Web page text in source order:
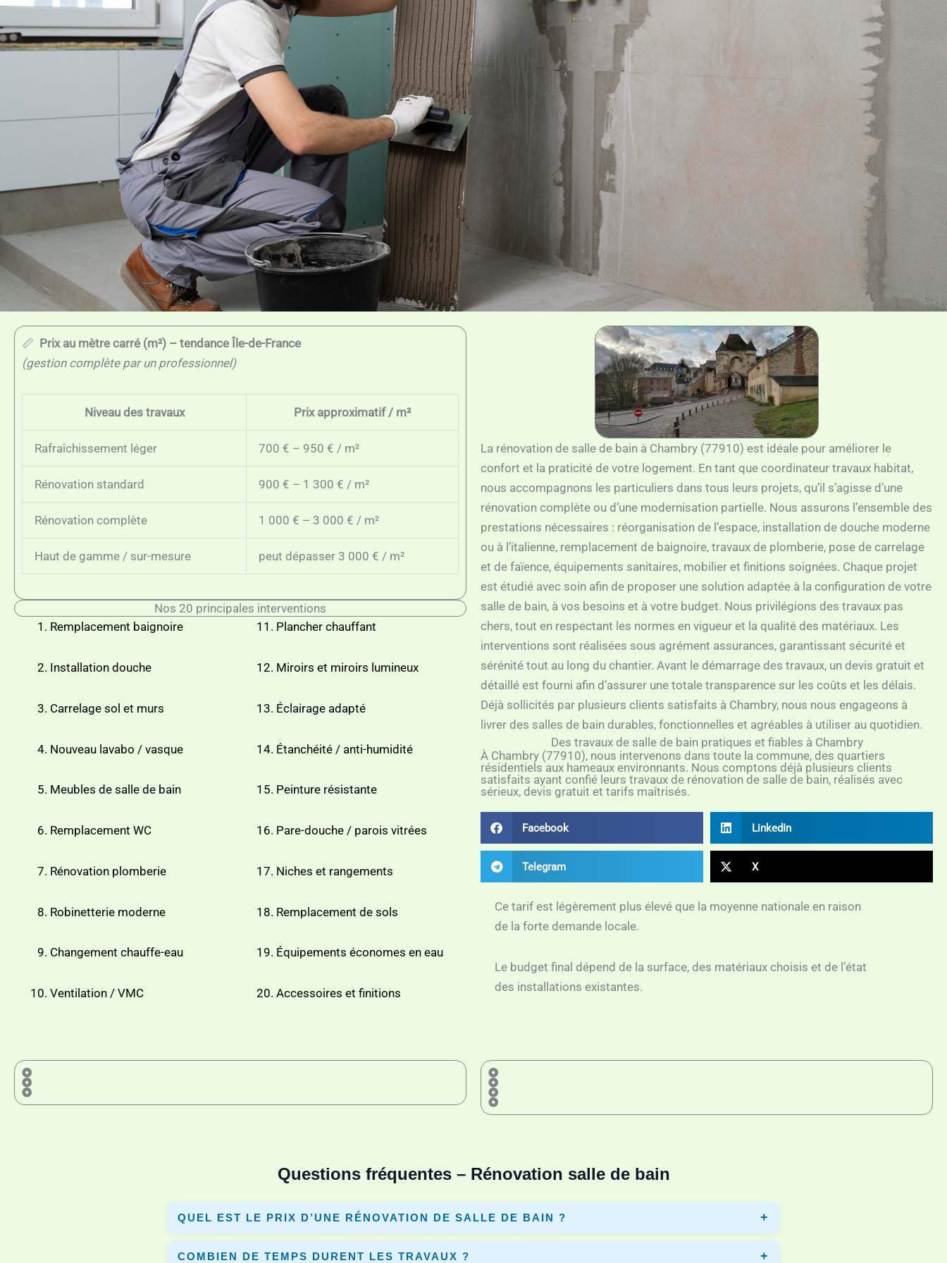
📏 Prix au mètre carré (m²) – tendance Île-de-France
(gestion complète par un professionnel)
Niveau des travaux Prix approximatif / m²
Rafraîchissement léger 700 € – 950 € / m²
Rénovation standard 900 € – 1 300 € / m²
Rénovation complète 1 000 € – 3 000 € / m²
Haut de gamme / sur-mesure peut dépasser 3 000 € / m²
Nos 20 principales interventions
Remplacement baignoire
Installation douche
Carrelage sol et murs
Nouveau lavabo / vasque
Meubles de salle de bain
Remplacement WC
Rénovation plomberie
Robinetterie moderne
Changement chauffe-eau
Ventilation / VMC
Plancher chauffant
Miroirs et miroirs lumineux
Éclairage adapté
Étanchéité / anti-humidité
Peinture résistante
Pare-douche / parois vitrées
Niches et rangements
Remplacement de sols
Équipements économes en eau
Accessoires et finitions
La rénovation de salle de bain à Chambry (77910) est idéale pour améliorer le
confort et la praticité de votre logement. En tant que coordinateur travaux habitat,
nous accompagnons les particuliers dans tous leurs projets, qu’il s’agisse d’une
rénovation complète ou d’une modernisation partielle. Nous assurons l’ensemble des
prestations nécessaires : réorganisation de l’espace, installation de douche moderne
ou à l’italienne, remplacement de baignoire, travaux de plomberie, pose de carrelage
et de faïence, équipements sanitaires, mobilier et finitions soignées. Chaque projet
est étudié avec soin afin de proposer une solution adaptée à la configuration de votre
salle de bain, à vos besoins et à votre budget. Nous privilégions des travaux pas
chers, tout en respectant les normes en vigueur et la qualité des matériaux. Les
interventions sont réalisées sous agrément assurances, garantissant sécurité et
sérénité tout au long du chantier. Avant le démarrage des travaux, un devis gratuit et
détaillé est fourni afin d’assurer une totale transparence sur les coûts et les délais.
Déjà sollicités par plusieurs clients satisfaits à Chambry, nous nous engageons à
livrer des salles de bain durables, fonctionnelles et agréables à utiliser au quotidien.
Des travaux de salle de bain pratiques et fiables à Chambry
À Chambry (77910), nous intervenons dans toute la commune, des quartiers
résidentiels aux hameaux environnants. Nous comptons déjà plusieurs clients
satisfaits ayant confié leurs travaux de rénovation de salle de bain, réalisés avec
sérieux, devis gratuit et tarifs maîtrisés.
Facebook LinkedIn
Telegram X
Ce tarif est légèrement plus élevé que la moyenne nationale en raison
de la forte demande locale.
Le budget final dépend de la surface, des matériaux choisis et de l’état
des installations existantes.
Questions fréquentes – Rénovation salle de bain
QUEL EST LE PRIX D’UNE RÉNOVATION DE SALLE DE BAIN ?
Le prix varie selon la surface, les matériaux et les travaux. En moyenne entre 3 000€ et 10 000€. Dyno-Renov vous permet de
comparer plusieurs devis.
COMBIEN DE TEMPS DURENT LES TRAVAUX ?